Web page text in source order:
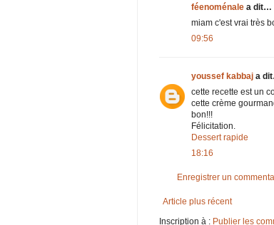
féenoménale a dit…
miam c'est vrai très
09:56
youssef kabbaj a
cette recette est un
cette crème
bon!!!
Félicitation.
Dessert rapide
18:16
Enregistrer un
Article plus récent
Inscription à : Publier les